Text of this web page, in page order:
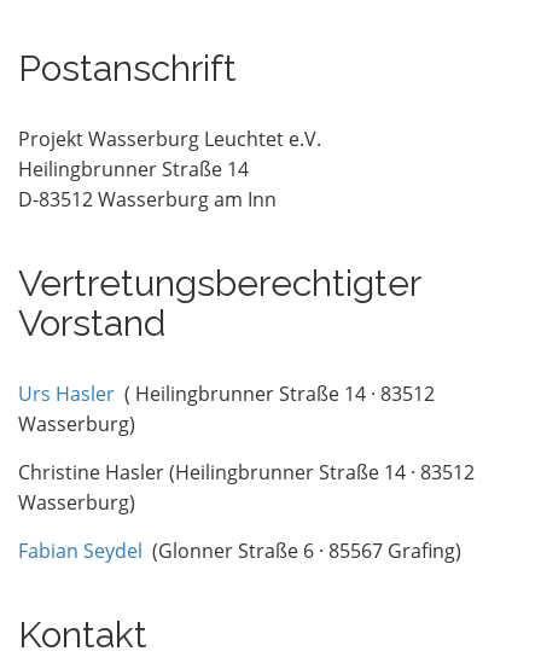
Postanschrift
Projekt Wasserburg Leuchtet e.V.
Heilingbrunner Straße 14
D-83512 Wasserburg am Inn
Vertretungsberechtigter
Vorstand
Urs Hasler ( Heilingbrunner Straße 14 · 83512
Wasserburg)
Christine Hasler (Heilingbrunner Straße 14 · 83512
Wasserburg)
Fabian Seydel (Glonner Straße 6 · 85567 Grafing)
Kontakt